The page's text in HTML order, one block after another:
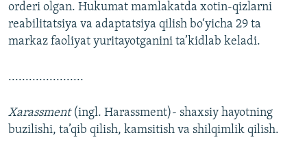
orderi olgan. Hukumat mamlakatda xotin-qizlarni
reabilitatsiya va adaptatsiya qilish bo‘yicha 29 ta
markaz faoliyat yuritayotganini ta’kidlab keladi.
......................
Xarassment(ingl. Harassment)- shaxsiy hayotning
buzilishi, ta’qib qilish, kamsitish va shilqimlik qilish.